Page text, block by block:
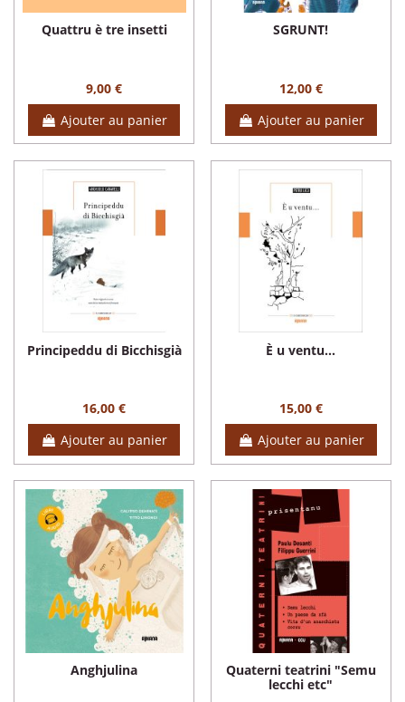
Quattru è tre insetti
9,00 €
Ajouter au panier
SGRUNT!
12,00 €
Ajouter au panier
Principeddu di Bicchisgià
16,00 €
Ajouter au panier
È u ventu...
15,00 €
Ajouter au panier
Anghjulina
Quaterni teatrini "Semu
lecchi etc"